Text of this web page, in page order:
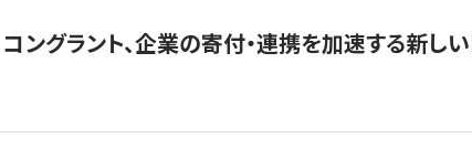
コングラント、企業の寄付・連携を加速する新